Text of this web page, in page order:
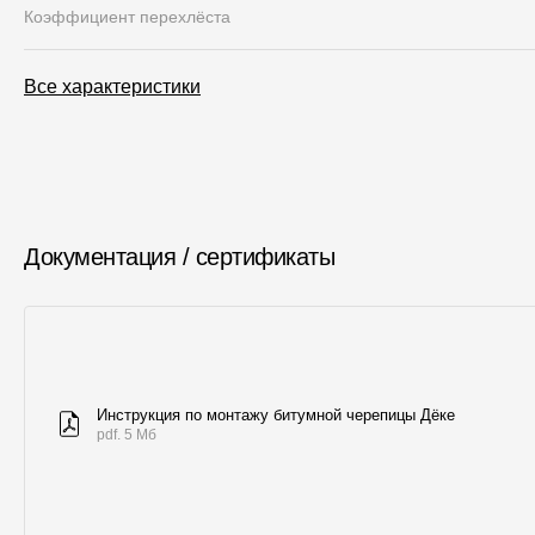
Коэффициент перехлёста
Все характеристики
Документация / сертификаты
Инструкция по монтажу битумной черепицы Дёке
pdf. 5 Мб